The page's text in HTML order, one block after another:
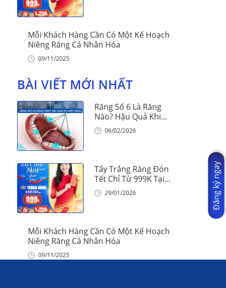
Mỗi Khách Hàng Cần Có Một Kế Hoạch
Niềng Răng Cá Nhân Hóa
09/11/2025
BÀI VIẾT MỚI NHẤT
Răng Số 6 Là Răng
Nào? Hậu Quả Khi
Mất Răng Số 6
06/02/2026
Tẩy Trắng Răng Đón
Tết Chỉ Từ 999K Tại
Nha Khoa Vinalign
29/01/2026
Mỗi Khách Hàng Cần Có Một Kế Hoạch
Niềng Răng Cá Nhân Hóa
09/11/2025
Đăng ký ngay